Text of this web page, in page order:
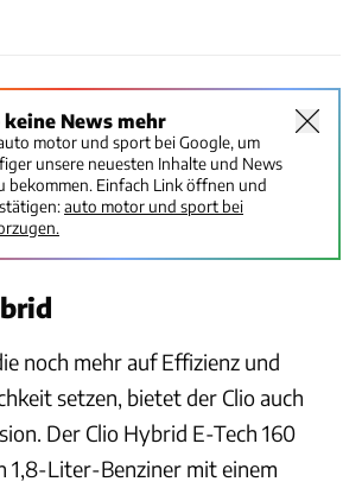
keine News mehr
motor und sport bei Google, um
unsere neuesten Inhalte und News
bekommen. Einfach Link öffnen und
auto motor und sport bei
noch mehr auf Effizienz und
setzen, bietet der Clio auch
Der Clio Hybrid E-Tech 160
1,8-Liter-Benziner mit einem